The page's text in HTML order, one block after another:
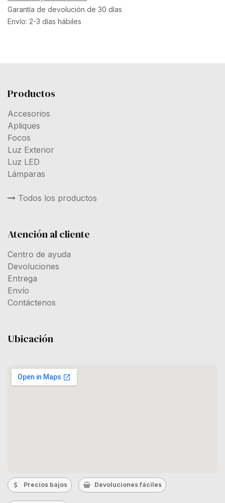
Garantía de devolución de 30 días
Envío: 2-3 días hábiles
Productos
Accesorios
Apliques
Focos
Luz Exterior
Luz LED
Lámparas
Todos los productos
Atención al cliente
Centro de ayuda
Devoluciones
Entrega
Envío
Contáctenos
Ubicación
Precios bajos Devoluciones fáciles